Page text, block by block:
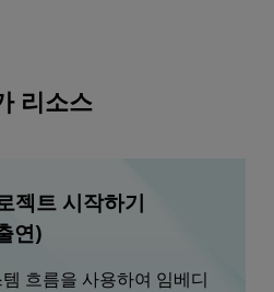
리소스
젝트 시작하기
연)
흐름을 사용하여 임베디